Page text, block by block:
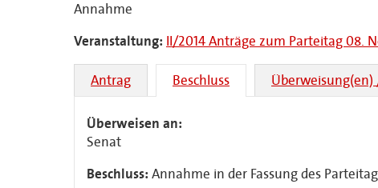
Annahme
Veranstaltung: II/2014 Anträge zum Parteitag 08.
Antrag Beschluss
Überweisen an:
Senat
Beschluss: Annahme in der Fassung des